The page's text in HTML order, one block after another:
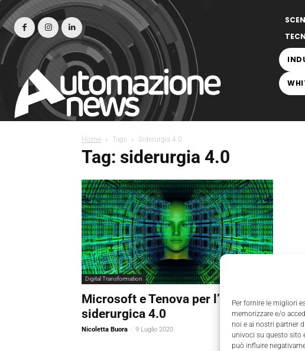
Per fornire le migliori
memorizzare e/o
noi e ai nostri partner
univoci su questo sito
può influire
Home Tags Siderurgia 4.0
Tag: siderurgia 4.0
Digital Transformation
Microsoft e Tenova per l’industria
siderurgica 4.0
Nicoletta Buora - 9 Luglio 2020